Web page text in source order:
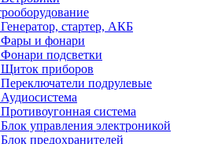
Генератор, стартер, АКБ
Фары и фонари
Фонари подсветки
Щиток приборов
Переключатели подрулевые
Аудиосистема
Противоугонная система
Блок управления электроникой
Блок предохранителей